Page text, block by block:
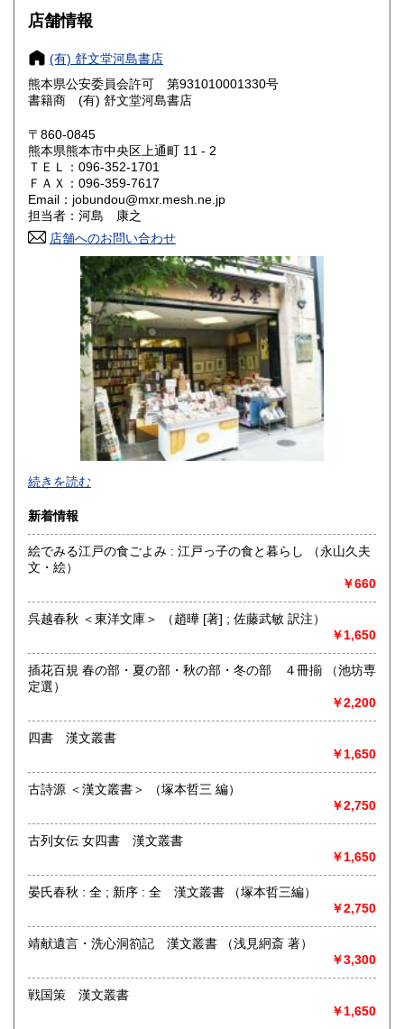
奈良県 360円 和歌山県
岡山県 360円
山口県 360円 徳島県
香川県 360円
360円 福岡県
360円 長崎県
360円 大分県
360円 鹿児島県
360円
店舗情報
(有) 舒文堂河島書店
熊本県公安委員会許可 第931010001330号
書籍商 (有) 舒文堂河島書店
〒860-0845
熊本県熊本市中央区上通町 11 - 2
ＴＥＬ：096-352-1701
ＦＡＸ：096-359-7617
Email：jobundou@mxr.mesh.ne.jp
担当者：河島 康之
店舗へのお問い合わせ
明治10年創業。九州の郷土誌、特に熊本の郷土誌を中心に揃
えております。その他古典籍、和本、古文書、自筆物から歴
沿線名：JR および 熊本市電
最寄駅：熊本駅より熊本市電に乗り換えて「通町筋」電停下
車徒歩5分
定休日：毎週火曜日
熊本県内出張いたします。特に古文書・貴重書・古典籍・和
本のご売却をご検討の方は所在地に関係なく是非ともお問い
学術書・趣味サブカル系および一般書籍につきましても買取
しております。出張または持ち込みのご相談はお電話やFAX
(これらの種類の書籍は原則熊本県内の方に限らせていただき
ます)
取り扱い分野
哲学宗教、歴史、社会科学、自然科学、美術工芸、国語国
文、外国文学、古典籍、近代文献、趣味、古書一般（その
他）
続きを読む
新着情報
絵でみる江戸の食ごよみ : 江戸っ子の食と暮らし （永山久夫
文・絵）
￥660
呉越春秋 ＜東洋文庫＞ （趙曄 [著] ; 佐藤武敏 訳注）
￥1,650
插花百規 春の部・夏の部・秋の部・冬の部 ４冊揃 （池坊専
定選）
￥2,200
四書 漢文叢書
￥1,650
古詩源 ＜漢文叢書＞ （塚本哲三 編）
￥2,750
古列女伝 女四書 漢文叢書
￥1,650
晏氏春秋 : 全 ; 新序 : 全 漢文叢書 （塚本哲三編）
￥2,750
靖献遺言・洗心洞箚記 漢文叢書 （浅見絅斎 著）
￥3,300
戦国策 漢文叢書
￥1,650